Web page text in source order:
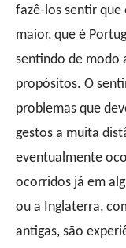
fazê-los sentir que
maior, que é
sentindo de modo
propósitos. O
problemas que
gestos a muita
eventualmente
ocorridos já em
ou a Inglaterra,
antigas, são